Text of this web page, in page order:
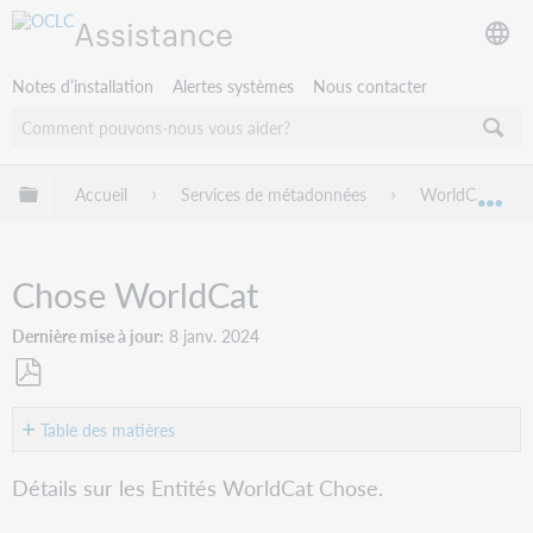
Assistance
Notes d’installation Alertes systèmes Nous contacter
Développer/réduire la hiérarchie globale
Accueil Services de métadonnées WorldCat
Chose WorldCat
Dernière mise à jour 8 janv. 2024
en
que
Table des matières
Classe
Détails sur les Entités WorldCat Chose.